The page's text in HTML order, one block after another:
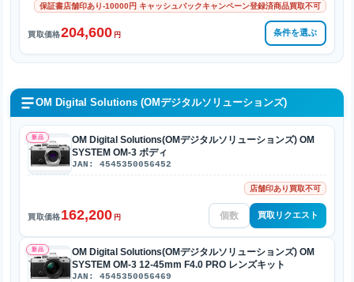
保証書店舗印あり-10000円 キャッシュバックキャンペーン登録済商品買取不可
買取価格204,600 円 条件を選ぶ
OM Digital Solutions (OMデジタルソリューションズ)
新品
OM Digital Solutions(OMデジタルソリューションズ) OM
SYSTEM OM-3 ボディ
JAN: 4545350056452
店舗印あり買取不可
買取価格162,200 円 買取リクエスト
新品
OM Digital Solutions(OMデジタルソリューションズ) OM
SYSTEM OM-3 12-45mm F4.0 PRO レンズキット
JAN: 4545350056469